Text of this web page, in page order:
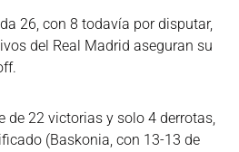
26, con 8 todavía por disputar,
del Real Madrid aseguran su
de 22 victorias y solo 4 derrotas,
(Baskonia, con 13-13 de